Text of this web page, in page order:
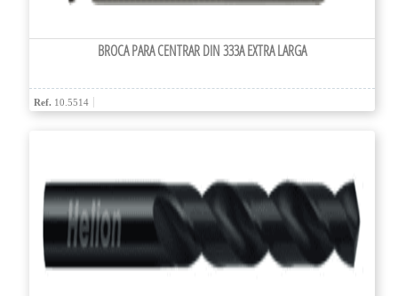
BROCA PARA CENTRAR DIN 333A EXTRA LARGA
Ref. 10.5514